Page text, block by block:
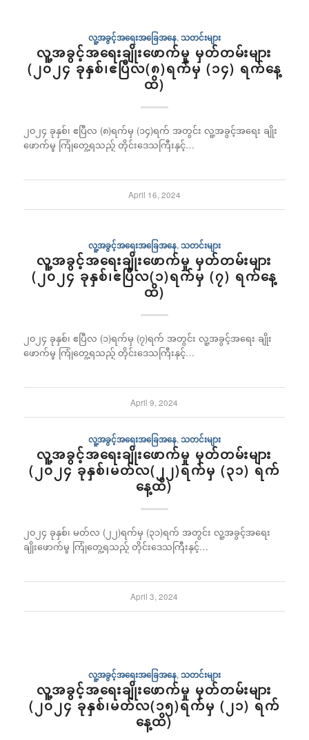
လူ့အခွင့်အရေးအခြေအနေ,သတင်းများ
လူ့အခွင့်အရေးချိုးဖောက်မှု မှတ်တမ်းများ
(၂၀၂၄ ခုနှစ်၊ဧပြီလ(၈)ရက်မှ (၁၄) ရက်နေ့
ထိ)
၂၀၂၄ ခုနှစ်၊ ဧပြီလ (၈)ရက်မှ (၁၄)ရက် အတွင်း လူ့အခွင့်အရေး ချိုး
ဖောက်မှု ကြုံတွေ့ရသည့် တိုင်းဒေသကြီးနှင့်…
April 16, 2024
လူ့အခွင့်အရေးအခြေအနေ,သတင်းများ
လူ့အခွင့်အရေးချိုးဖောက်မှု မှတ်တမ်းများ
(၂၀၂၄ ခုနှစ်၊ဧပြီလ(၁)ရက်မှ (၇) ရက်နေ့
ထိ)
၂၀၂၄ ခုနှစ်၊ ဧပြီလ (၁)ရက်မှ (၇)ရက် အတွင်း လူ့အခွင့်အရေး ချိုး
ဖောက်မှု ကြုံတွေ့ရသည့် တိုင်းဒေသကြီးနှင့်…
April 9, 2024
လူ့အခွင့်အရေးအခြေအနေ,သတင်းများ
လူ့အခွင့်အရေးချိုးဖောက်မှု မှတ်တမ်းများ
(၂၀၂၄ ခုနှစ်၊မတ်လ(၂၂)ရက်မှ (၃၁) ရက်
နေ့ထိ)
၂၀၂၄ ခုနှစ်၊ မတ်လ (၂၂)ရက်မှ (၃၁)ရက် အတွင်း လူ့အခွင့်အရေး
ချိုးဖောက်မှု ကြုံတွေ့ရသည့် တိုင်းဒေသကြီးနှင့်…
April 3, 2024
လူ့အခွင့်အရေးအခြေအနေ,သတင်းများ
လူ့အခွင့်အရေးချိုးဖောက်မှု မှတ်တမ်းများ
(၂၀၂၄ ခုနှစ်၊မတ်လ(၁၅)ရက်မှ (၂၁) ရက်
နေ့ထိ)